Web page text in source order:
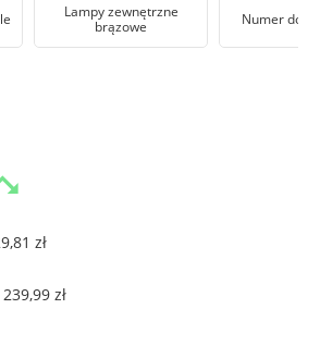
Lampy zewnętrzne
brązowe
Numer
zł
zł